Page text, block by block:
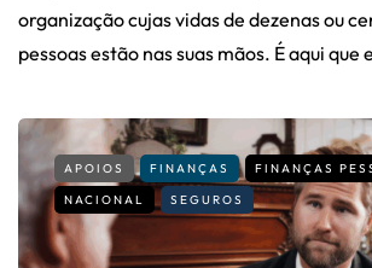
organização cujas vidas de dezenas ou
pessoas estão nas suas mãos. É aqui que
APOIOS FINANÇAS
FINANÇAS
NACIONAL
SEGUROS